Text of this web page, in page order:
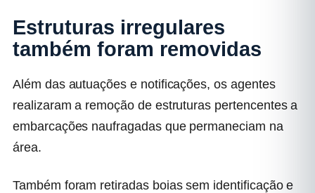
Estruturas irregulares
também foram removidas
Além das autuações e notificações, os agentes
realizaram a remoção de estruturas pertencentes a
embarcações naufragadas que permaneciam na
área.
Também foram retiradas boias sem identificação e